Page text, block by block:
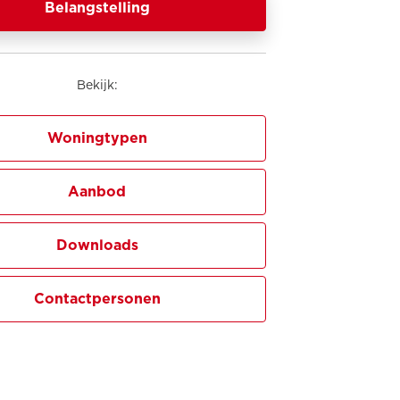
Belangstelling
Bekijk:
Woningtypen
Aanbod
Downloads
Contactpersonen